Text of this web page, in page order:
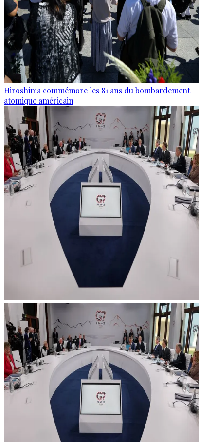
Hiroshima commémore les 81 ans du bombardement
atomique américain